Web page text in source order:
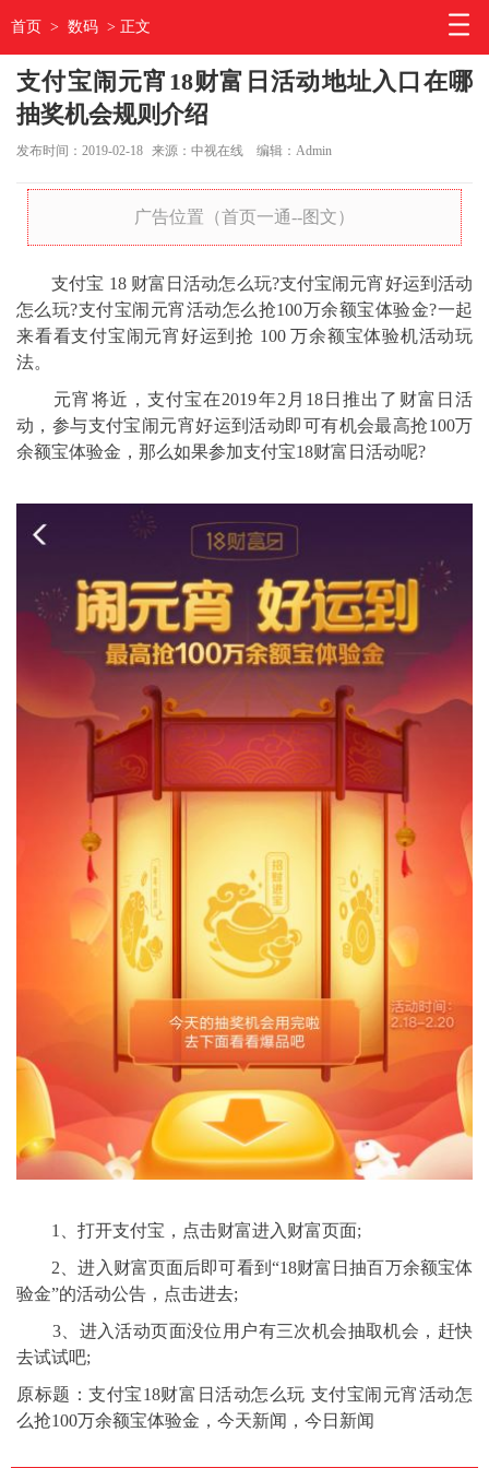
首页 > 数码 > 正文
支付宝闹元宵18财富日活动地址入口在哪
抽奖机会规则介绍
发布时间：2019-02-18 来源：中视在线 编辑：Admin
广告位置（首页一通--图文）
支付宝 18 财富日活动怎么玩?支付宝闹元宵好运到活动
怎么玩?支付宝闹元宵活动怎么抢100万余额宝体验金?一起
来看看支付宝闹元宵好运到抢 100 万余额宝体验机活动玩
法。
元宵将近，支付宝在2019年2月18日推出了财富日活
动，参与支付宝闹元宵好运到活动即可有机会最高抢100万
余额宝体验金，那么如果参加支付宝18财富日活动呢?
1、打开支付宝，点击财富进入财富页面;
2、进入财富页面后即可看到“18财富日抽百万余额宝体
验金”的活动公告，点击进去;
3、进入活动页面没位用户有三次机会抽取机会，赶快
去试试吧;
原标题：支付宝18财富日活动怎么玩 支付宝闹元宵活动怎
么抢100万余额宝体验金，今天新闻，今日新闻